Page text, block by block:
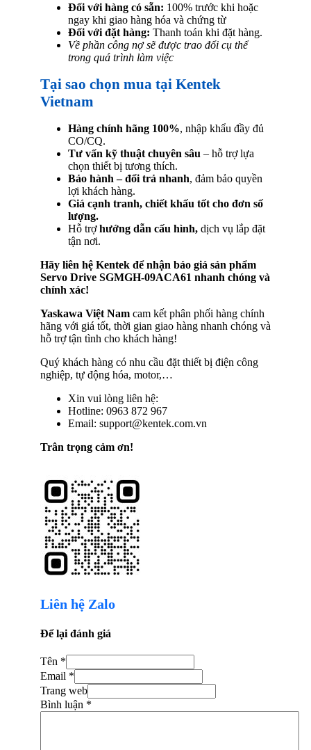
Đối với hàng có sẵn: 100% trước khi hoặc
ngay khi giao hàng hóa và chứng từ
Đối với đặt hàng: Thanh toán khi đặt hàng.
Về phần công nợ sẽ được trao đổi cụ thể
trong quá trình làm việc
Tại sao chọn mua tại Kentek
Vietnam
Hàng chính hãng 100%, nhập khẩu đầy đủ
CO/CQ.
Tư vấn kỹ thuật chuyên sâu – hỗ trợ lựa
chọn thiết bị tương thích.
Bảo hành – đổi trả nhanh, đảm bảo quyền
lợi khách hàng.
Giá cạnh tranh, chiết khấu tốt cho đơn số
lượng.
Hỗ trợhướng dẫn cấu hình, dịch vụ lắp đặt
tận nơi.
Hãy liên hệ Kentek để nhận báo giá sản phẩm
Servo Drive SGMGH-09ACA61 nhanh chóng và
chính xác!
Yaskawa Việt Nam cam kết phân phối hàng chính
hãng với giá tốt, thời gian giao hàng nhanh chóng và
hỗ trợ tận tình cho khách hàng!
Quý khách hàng có nhu cầu đặt thiết bị điện công
nghiệp, tự động hóa, motor,…
Xin vui lòng liên hệ:
Hotline: 0963 872 967
Email: support@kentek.com.vn
Trân trọng cảm ơn!
Liên hệ Zalo
Để lại đánh giá
Tên *
Email *
Trang web
Bình luận *